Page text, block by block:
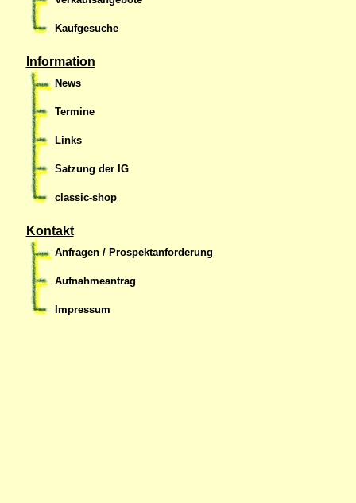
Kaufgesuche
Information
News
Termine
Links
Satzung der IG
classic-shop
Kontakt
Anfragen / Prospektanforderung
Aufnahmeantrag
Impressum